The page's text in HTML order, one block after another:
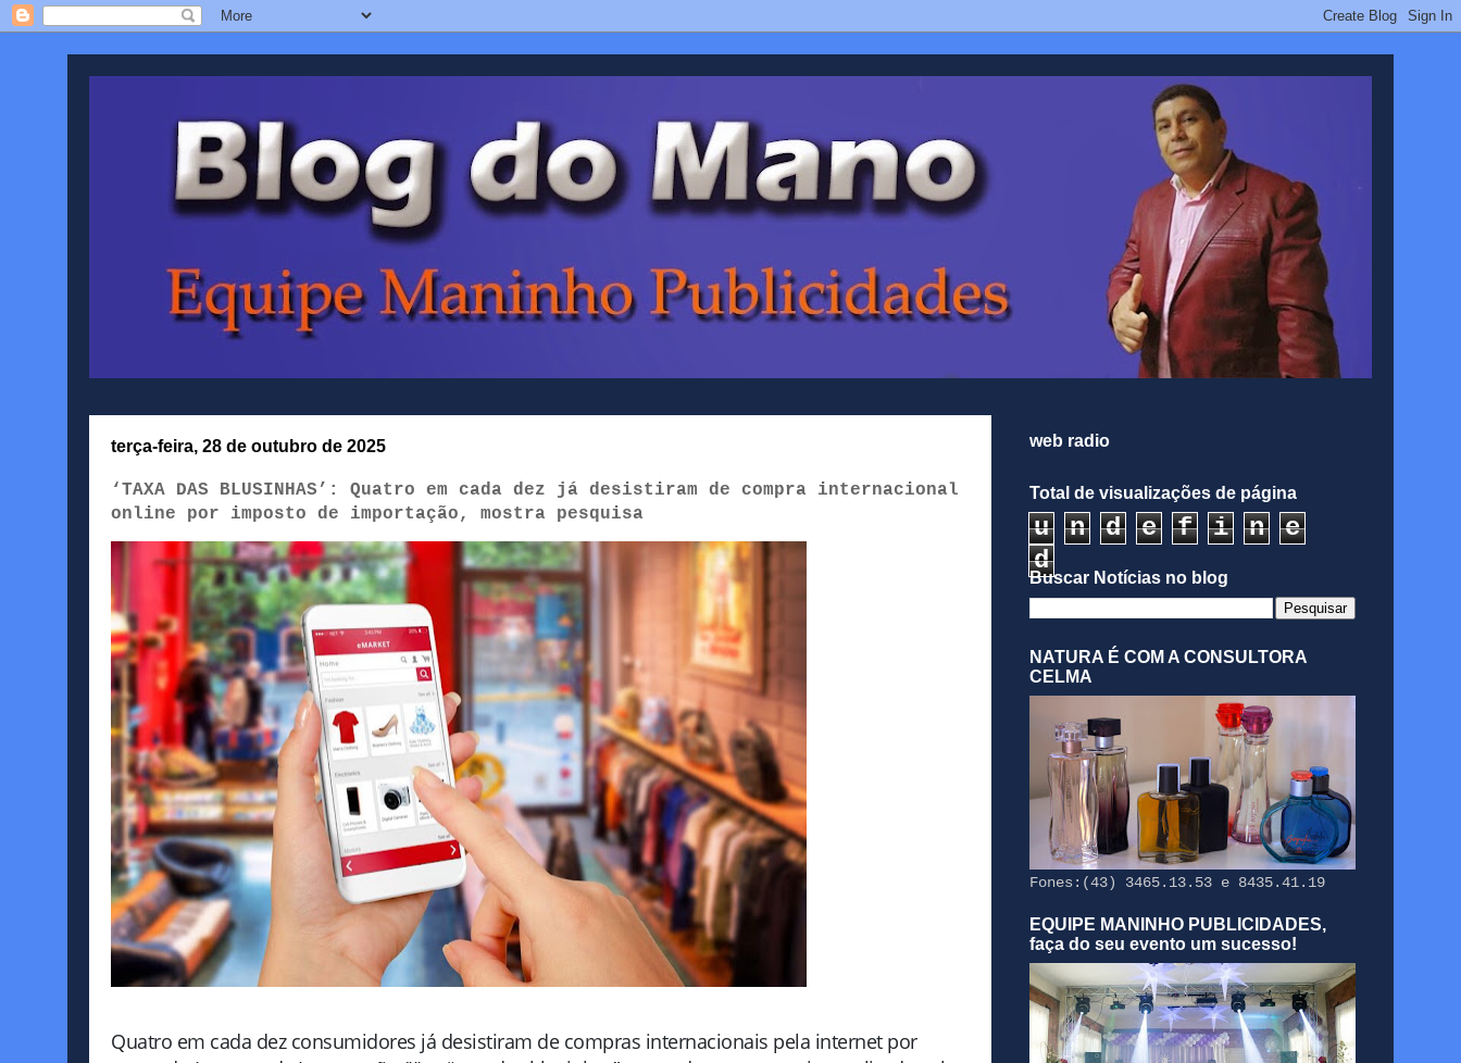
terça-feira, 28 de outubro de 2025
‘TAXA DAS BLUSINHAS’: Quatro em cada dez já desistiram de compra internacional
online por imposto de importação, mostra pesquisa
Quatro em cada dez consumidores já desistiram de compras internacionais pela internet por
web radio
Total de visualizações de página
u n d e f i n
e
d
Buscar Notícias no blog
NATURA É COM A CONSULTORA
CELMA
Fones:(43) 3465.13.53 e 8435.41.19
EQUIPE MANINHO PUBLICIDADES,
faça do seu evento um sucesso!